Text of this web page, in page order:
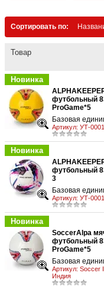
Сортировать по:
Товар
Новинка
футбольный
ProGame*5
Базовая
Артикул: УТ-
Новинка
футбольный
3
Базовая
Артикул: УТ-
Новинка
SoccerAlpa
футбольный
ProGame*5
Базовая
Артикул: Soccer
Индия